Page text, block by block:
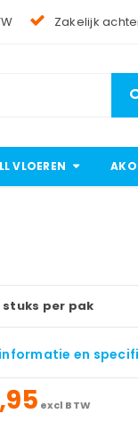
Zakelijk
VLOEREN
per pak
en
excl BTW